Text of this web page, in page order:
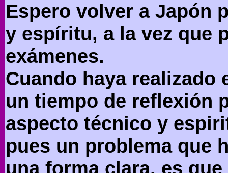
Espero volver a Japón
y espíritu, a la vez que
exámenes.
Cuando haya realizado
un tiempo de reflexión
aspecto técnico y
pues un problema que
una forma clara, es